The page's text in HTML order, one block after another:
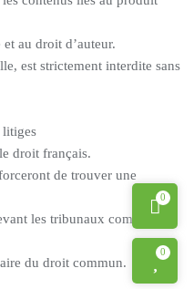
au droit d’auteur.
est strictement interdite sans
litiges
droit français.
de trouver une
les tribunaux compétents
du droit commun.
0
0